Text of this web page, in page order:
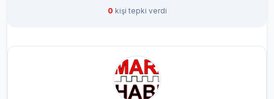
0 kişi tepki verdi